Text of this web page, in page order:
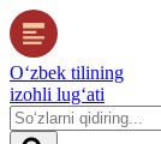
O‘zbek tilining
izohli lug‘ati